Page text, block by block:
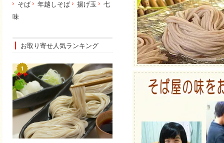
そば
年越しそば 揚げ玉
七
味
お取り寄せ人気ランキング